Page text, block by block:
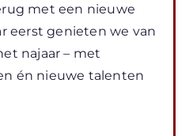
met een nieuwe
eerst genieten we van
najaar – met
én nieuwe talenten